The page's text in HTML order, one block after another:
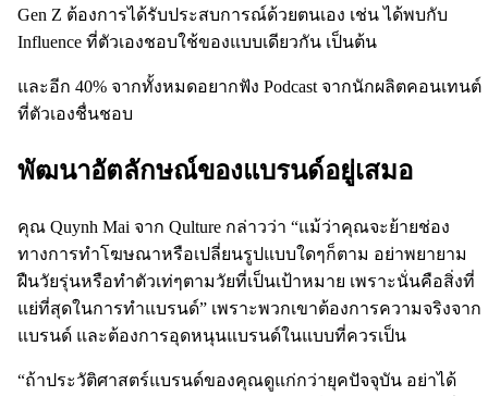
Gen Z ต้องการได้รับประสบการณ์ด้วยตนเอง เช่น ได้พบกับ
Influence ที่ตัวเองชอบใช้ของแบบเดียวกัน เป็นต้น
และอีก 40% จากทั้งหมดอยากฟัง Podcast จากนักผลิตคอนเทนต์
ที่ตัวเองชื่นชอบ
พัฒนาอัตลักษณ์ของแบรนด์อยู่เสมอ
คุณ Quynh Mai จาก Qulture กล่าวว่า “แม้ว่าคุณจะย้ายช่อง
ทางการทำโฆษณาหรือเปลี่ยนรูปแบบใดๆก็ตาม อย่าพยายาม
ฝืนวัยรุ่นหรือทำตัวเท่ๆตามวัยที่เป็นเป้าหมาย เพราะนั่นคือสิ่งที่
แย่ที่สุดในการทำแบรนด์” เพราะพวกเขาต้องการความจริงจาก
แบรนด์ และต้องการอุดหนุนแบรนด์ในแบบที่ควรเป็น
“ถ้าประวัติศาสตร์แบรนด์ของคุณดูแก่กว่ายุคปัจจุบัน อย่าได้